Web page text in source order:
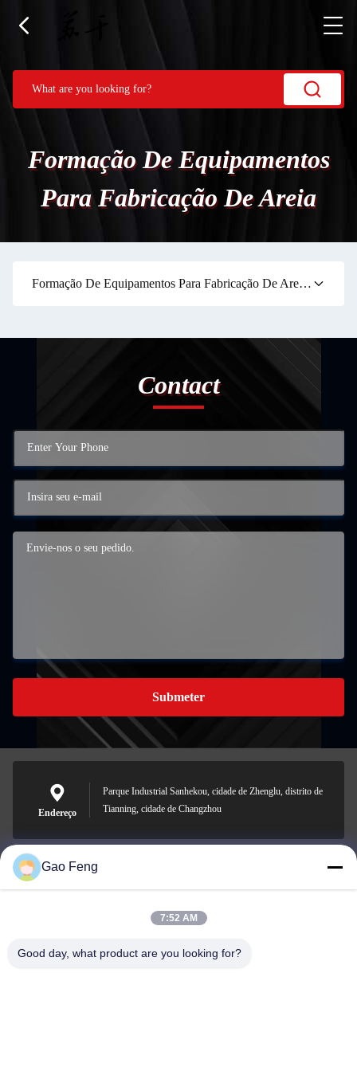
Formação De Equipamentos
Para Fabricação De Areia
Formação De Equipamentos Para Fabricação De Areia (0)
Contact
Submeter
Endereço
Parque Industrial Sanhekou, cidade de Zhenglu, distrito de
Tianning, cidade de Changzhou
suli@sulidry.com
Gao Feng
7:52 AM
Good day, what product are you looking for?